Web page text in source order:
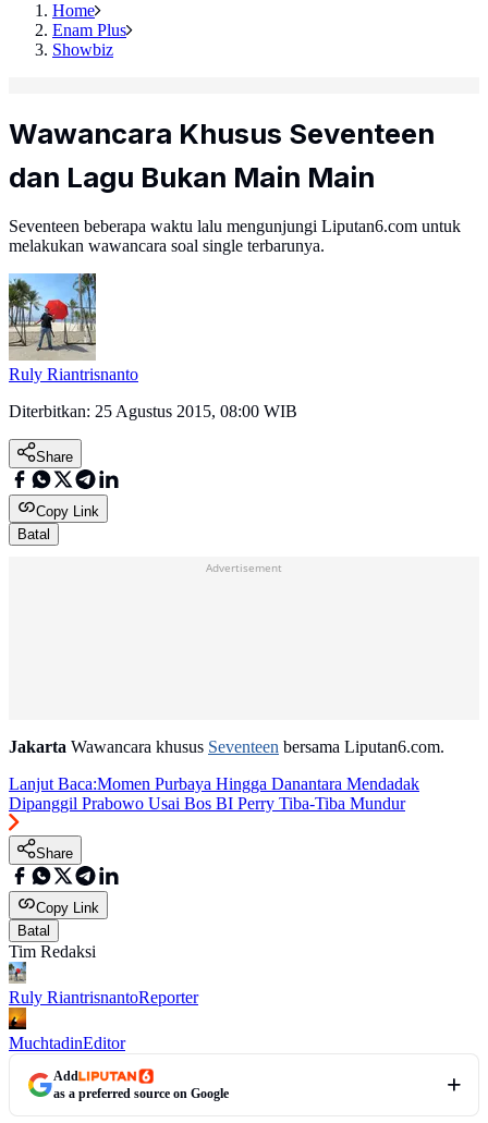
Home
Enam Plus
Showbiz
Wawancara Khusus Seventeen
dan Lagu Bukan Main Main
Seventeen beberapa waktu lalu mengunjungi Liputan6.com untuk
melakukan wawancara soal single terbarunya.
Ruly Riantrisnanto
Diterbitkan: 25 Agustus 2015, 08:00 WIB
Share
Copy Link
Batal
Advertisement
Jakarta Wawancara khusus Seventeen bersama Liputan6.com.
Lanjut Baca:Momen Purbaya Hingga Danantara Mendadak
Dipanggil Prabowo Usai Bos BI Perry Tiba-Tiba Mundur
Share
Copy Link
Batal
Tim Redaksi
Ruly RiantrisnantoReporter
MuchtadinEditor
Add
as a preferred source on Google